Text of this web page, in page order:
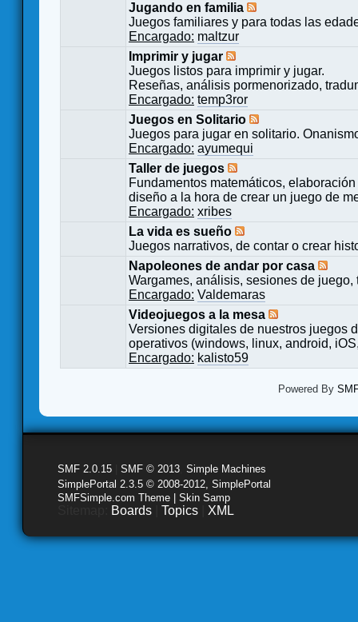
Jugando en familia
Juegos familiares y para todas las
Encargado: maltzur
Imprimir y jugar
Juegos listos para imprimir y jugar.
Reseñas, análisis pormenorizado,
Encargado: temp3ror
Juegos en Solitario
Juegos para jugar en solitario.
Encargado: ayumequi
Taller de juegos
Fundamentos matemáticos,
diseño a la hora de crear un juego de
Encargado: xribes
La vida es sueño
Juegos narrativos, de contar o crear
Napoleones de andar por casa
Wargames, análisis, sesiones de
Encargado: Valdemaras
Videojuegos a la mesa
Versiones digitales de nuestros juegos
operativos (windows, linux, android,
Encargado: kalisto59
Powered By
SMF 2.0.15 SMF © 2013 Simple Machines
SimplePortal 2.3.5 © 2008-2012, SimplePortal
SMFSimple.com Theme | Skin Samp
Boards Topics XML